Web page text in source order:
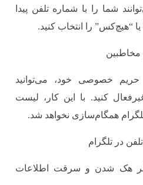
شما را با شماره تلفن پیدا
“هیچ‌کس” را انتخاب کنید.
خصوصی خود، می‌توانید
کنید. با این کار، لیست
همگام‌سازی نخواهد شد.
در تلگرام
هک شدن و سرقت اطلاعات